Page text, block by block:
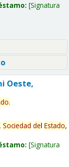
Signatura
Oeste,
.
Sociedad del Estado,
Signatura